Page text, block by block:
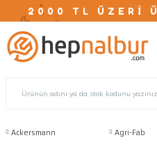
2000 TL ÜZERİ
Ackersmann Agri-Fab